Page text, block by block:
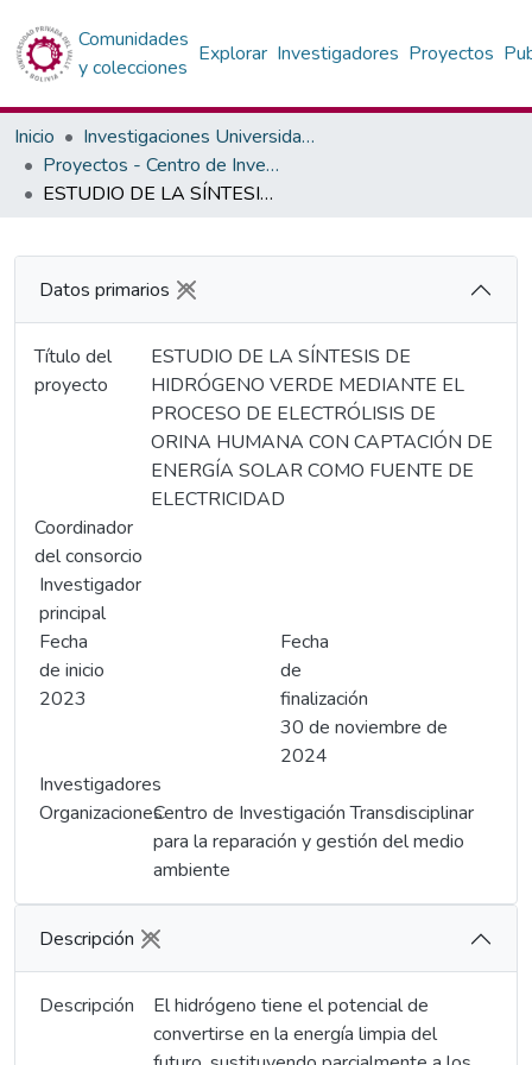
Comunidades
y colecciones
Explorar Investigadores Proyectos
Inicio
Investigaciones Universidad Privada del Valle
Proyectos - Centro de Investigación Transdisciplinar para la reparación y gestión del medio ambiente
ESTUDIO DE LA SÍNTESIS DE HIDRÓGENO VERDE MEDIANTE EL PROCESO DE ELECTRÓLISIS DE ORINA HUMANA CON CAPTACIÓN DE ENERGÍA SOLAR COMO FUENTE DE ELECTRICIDAD
Datos primarios
Título del
proyecto
ESTUDIO DE LA SÍNTESIS DE
HIDRÓGENO VERDE MEDIANTE EL
PROCESO DE ELECTRÓLISIS DE
ORINA HUMANA CON CAPTACIÓN DE
ENERGÍA SOLAR COMO FUENTE DE
ELECTRICIDAD
Coordinador
del consorcio
Investigador
principal
Fecha
de inicio
2023
Fecha
de
finalización
30 de noviembre de
2024
Investigadores
OrganizacionesCentro de Investigación Transdisciplinar
para la reparación y gestión del medio
ambiente
Descripción
Descripción
El hidrógeno tiene el potencial de
convertirse en la energía limpia del